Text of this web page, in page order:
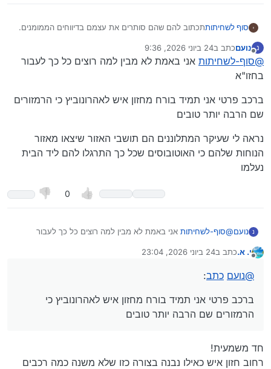
סוף לשחיתותתכתוב להם שהם סותרים את עצמם בדיווחים הממומנים.
נ
מנותק
נועםכתב ב24 ביוני 2026, 9:36
נערך לאחרונה על ידי
@סוף-לשחיתות אני באמת לא מבין למה רוצים כל כך לעבור
בחזו"א
ברכב פרטי אני תמיד בורח מחזון איש לאהרונוביץ כי הרמזורים
שם הרבה יותר טובים
נראה לי שעיקר המתלוננים הם תושבי האזור שיצאו מאזור
הנוחות שלהם כי האוטובוסים שכל כך התרגלו להם ליד הבית
נעלמו
0
נ נועם@סוף-לשחיתות אני באמת לא מבין למה רוצים כל כך לעבור
ברכב פרטי אני תמיד בורח מחזון איש לאהרונוביץ כי הרמזורים שם
נראה לי שעיקר המתלוננים הם תושבי האזור שיצאו מאזור הנוחות
י. א.כתב ב24 ביוני 2026, 23:04
נערך לאחרונה על ידי
@נועם כתב:
ברכב פרטי אני תמיד בורח מחזון איש לאהרונוביץ כי
הרמזורים שם הרבה יותר טובים
חד משמעית!
רחוב חזון איש כאילו נבנה בצורה כזו שלא משנה כמה רכבים